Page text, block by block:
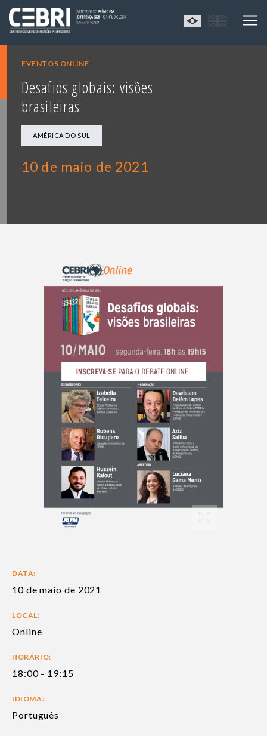
EVENTOS ONLINE
Desafios globais: visões
brasileiras
AMÉRICA DO SUL
10 de maio de 2021
DATA:
10 de maio de 2021
LOCAL:
Online
HORÁRIO:
18:00 - 19:15
IDIOMA:
Português